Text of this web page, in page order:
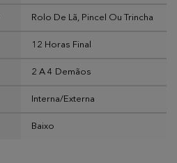
Rolo De Lã, Pincel Ou Trincha
12 Horas Final
2 A 4 Demãos
Interna/Externa
Baixo